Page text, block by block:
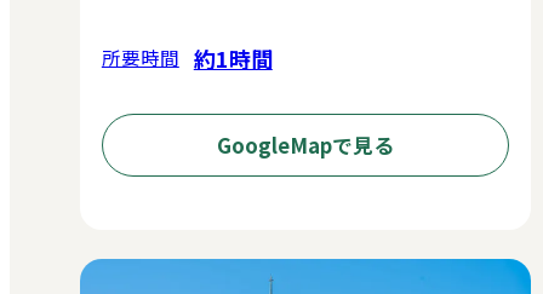
所要時間 約1時間
GoogleMapで見る